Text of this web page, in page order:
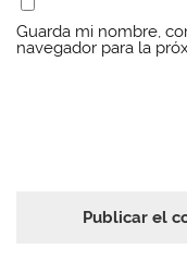
Guarda mi nombre,
navegador para la